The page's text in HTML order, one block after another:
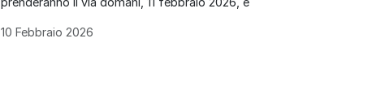
10 Febbraio 2026